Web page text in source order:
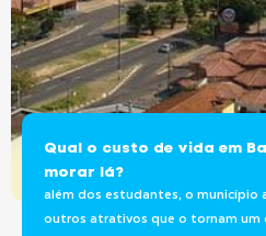
Qual o custo de vida em
morar lá?
além dos estudantes, o município
outros atrativos que o tornam um